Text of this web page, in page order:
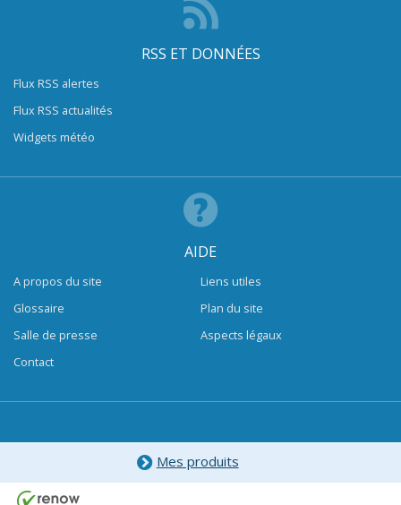
RSS ET DONNÉES
Flux RSS alertes
Flux RSS actualités
Widgets météo
AIDE
A propos du site
Glossaire
Salle de presse
Contact
Liens utiles
Plan du site
Aspects légaux
Mes produits